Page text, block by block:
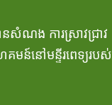
ណង ការស្រាវជ្រាវ
មន៍នៅមន្ទីរពេទ្យរបស់